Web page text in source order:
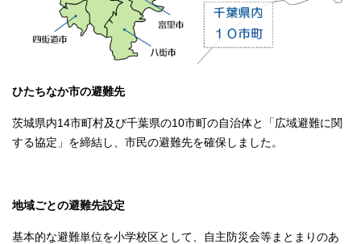
ひたちなか市の避難先
茨城県内14市町村及び千葉県の10市町の自治体と「広域避難に関
する協定」を締結し、市民の避難先を確保しました。
地域ごとの避難先設定
基本的な避難単位を小学校区として、自主防災会等まとまりのあ